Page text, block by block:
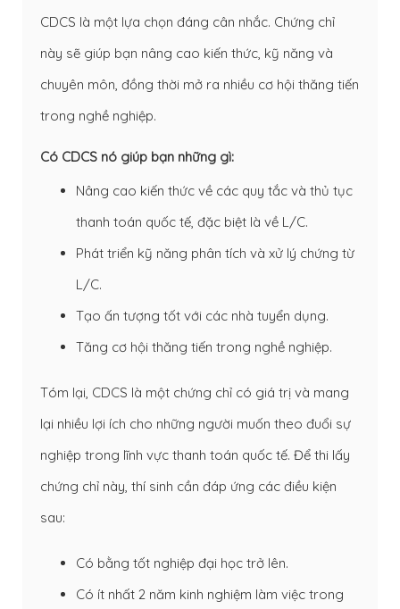
CDCS là một lựa chọn đáng cân nhắc. Chứng chỉ
này sẽ giúp bạn nâng cao kiến thức, kỹ năng và
chuyên môn, đồng thời mở ra nhiều cơ hội thăng tiến
trong nghề nghiệp.
Có CDCS nó giúp bạn những gì:
Nâng cao kiến thức về các quy tắc và thủ tục
thanh toán quốc tế, đặc biệt là về L/C.
Phát triển kỹ năng phân tích và xử lý chứng từ
L/C.
Tạo ấn tượng tốt với các nhà tuyển dụng.
Tăng cơ hội thăng tiến trong nghề nghiệp.
Tóm lại, CDCS là một chứng chỉ có giá trị và mang
lại nhiều lợi ích cho những người muốn theo đuổi sự
nghiệp trong lĩnh vực thanh toán quốc tế. Để thi lấy
chứng chỉ này, thí sinh cần đáp ứng các điều kiện
sau:
Có bằng tốt nghiệp đại học trở lên.
Có ít nhất 2 năm kinh nghiệm làm việc trong